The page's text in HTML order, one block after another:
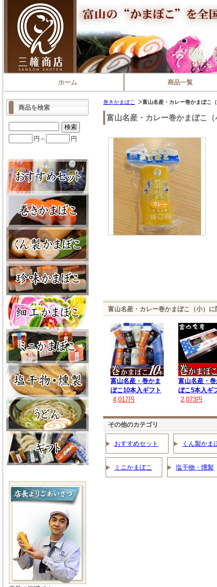
ホーム 商品一覧
巻きかまぼこ 富山名産・カレー巻かまぼこ
富山名産・カレー巻かまぼこ（
富山名産・カレー巻かまぼこ（小）に
富山名産・巻かま
ぼこ10本入ギフト
4,017円
富山名産・
ぼこ5本入ギ
2,073円
その他のカテゴリ
おすすめセット くん製かま
ミニかまぼこ 塩干物・燻製
商品を検索
円～ 円